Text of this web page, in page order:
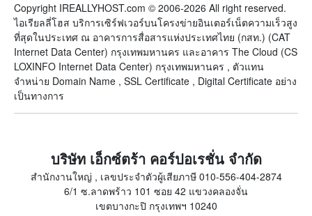
Copyright IREALLYHOST.com © 2006-2026 All right reserved.
ไอเรียลลี่โฮส บริการเซิร์ฟเวอร์บนโครงข่ายอินเตอร์เน็ตความเร็วสูง
ที่สุดในประเทศ ณ อาคารการสื่อสารแห่งประเทศไทย (กสท.) (CAT
Internet Data Center) กรุงเทพมหานคร และอาคาร The Cloud (CS
LOXINFO Internet Data Center) กรุงเทพมหานคร , ตัวแทน
จำหน่าย Domain Name , SSL Certificate , Digital Certificate อย่าง
เป็นทางการ
บริษัท เอ็กซ์ตร้า คอร์ปอเรชั่น จำกัด
สำนักงานใหญ่ , เลขประจำตัวผู้เสียภาษี 010-556-404-2874
6/1 ซ.ลาดพร้าว 101 ซอย 42 แขวงคลองจั่น
เขตบางกะปิ กรุงเทพฯ 10240